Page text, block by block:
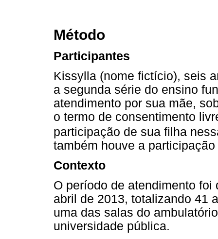
Método
Participantes
Kissylla (nome fictício), seis
a segunda série do ensino
atendimento por sua mãe,
o termo de consentimento
participação de sua filha
também houve a
Contexto
O período de atendimento foi
abril de 2013, totalizando 41
uma das salas do
universidade pública.